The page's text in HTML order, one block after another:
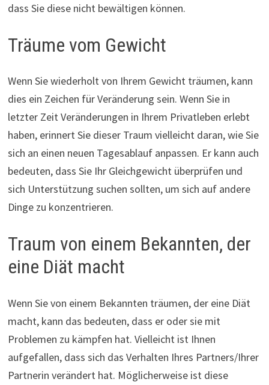
dass Sie diese nicht bewältigen können.
Träume vom Gewicht
Wenn Sie wiederholt von Ihrem Gewicht träumen, kann
dies ein Zeichen für Veränderung sein. Wenn Sie in
letzter Zeit Veränderungen in Ihrem Privatleben erlebt
haben, erinnert Sie dieser Traum vielleicht daran, wie Sie
sich an einen neuen Tagesablauf anpassen. Er kann auch
bedeuten, dass Sie Ihr Gleichgewicht überprüfen und
sich Unterstützung suchen sollten, um sich auf andere
Dinge zu konzentrieren.
Traum von einem Bekannten, der
eine Diät macht
Wenn Sie von einem Bekannten träumen, der eine Diät
macht, kann das bedeuten, dass er oder sie mit
Problemen zu kämpfen hat. Vielleicht ist Ihnen
aufgefallen, dass sich das Verhalten Ihres Partners/Ihrer
Partnerin verändert hat. Möglicherweise ist diese